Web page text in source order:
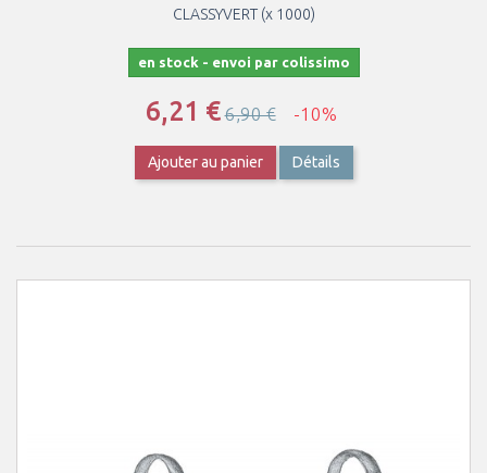
CLASSYVERT (x 1000)
en stock - envoi par colissimo
6,21 €6,90 € -10%
Ajouter au panier Détails